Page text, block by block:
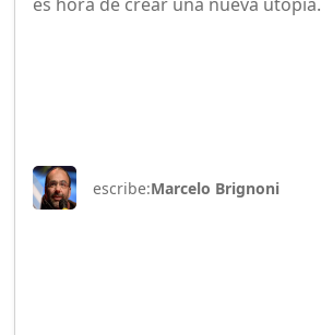
escribe:Marcelo Brignoni